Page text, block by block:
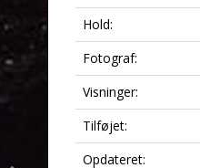
Hold:
Fotograf:
Visninger:
Tilføjet:
Opdateret: